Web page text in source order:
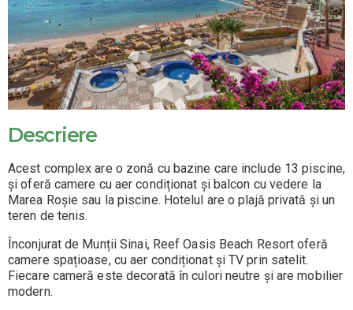
Descriere
Acest complex are o zonă cu bazine care include 13 piscine,
şi oferă camere cu aer condiționat şi balcon cu vedere la
Marea Roșie sau la piscine. Hotelul are o plajă privată şi un
teren de tenis.
Înconjurat de Munții Sinai, Reef Oasis Beach Resort oferă
camere spațioase, cu aer condiționat și TV prin satelit.
Fiecare cameră este decorată în culori neutre şi are mobilier
modern.